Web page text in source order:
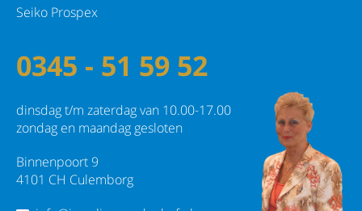
Seiko Prospex
0345 - 51 59 52
dinsdag t/m zaterdag van 10.00-17.00
zondag en maandag gesloten
Binnenpoort 9
4101 CH Culemborg